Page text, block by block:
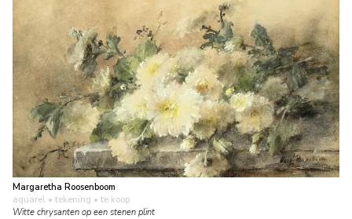
Margaretha Roosenboom
aquarel • tekening • te koop
Witte chrysanten op een stenen plint